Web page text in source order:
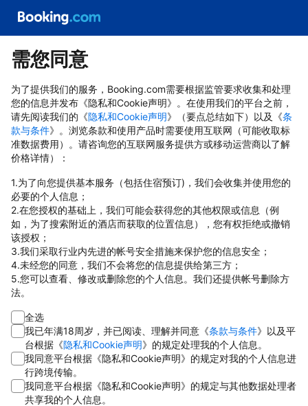
需您同意
为了提供我们的服务，Booking.com需要根据监管要求收集和处理
您的信息并发布《隐私和Cookie声明》。在使用我们的平台之前，
请先阅读我们的《隐私和Cookie声明》（要点总结如下）以及《条
款与条件》。浏览条款和使用产品时需要使用互联网（可能收取标
准数据费用）。请咨询您的互联网服务提供方或移动运营商以了解
价格详情）：
1.为了向您提供基本服务（包括住宿预订)，我们会收集并使用您的
必要的个人信息；
2.在您授权的基础上，我们可能会获得您的其他权限或信息（例
如，为了搜索附近的酒店而获取的位置信息），您有权拒绝或撤销
该授权；
3.我们采取行业内先进的帐号安全措施来保护您的信息安全；
4.未经您的同意，我们不会将您的信息提供给第三方；
5.您可以查看、修改或删除您的个人信息。我们还提供帐号删除方
法。
全选
我已年满18周岁，并已阅读、理解并同意《条款与条件》以及平
台根据《隐私和Cookie声明》的规定处理我的个人信息。
我同意平台根据《隐私和Cookie声明》的规定对我的个人信息进
行跨境传输。
我同意平台根据《隐私和Cookie声明》的规定与其他数据处理者
共享我的个人信息。